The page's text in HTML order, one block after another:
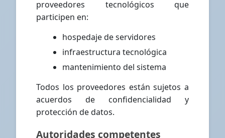
proveedores tecnológicos que
participen en:
hospedaje de servidores
infraestructura tecnológica
mantenimiento del sistema
Todos los proveedores están sujetos a
acuerdos de confidencialidad y
protección de datos.
Autoridades competentes